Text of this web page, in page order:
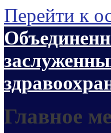
Перейти к
Главное